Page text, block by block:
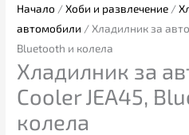
Начало /Хоби и развлечение /
автомобили / Хладилник за
Bluetooth и колела
Хладилник за
Cooler JEA45,
колела